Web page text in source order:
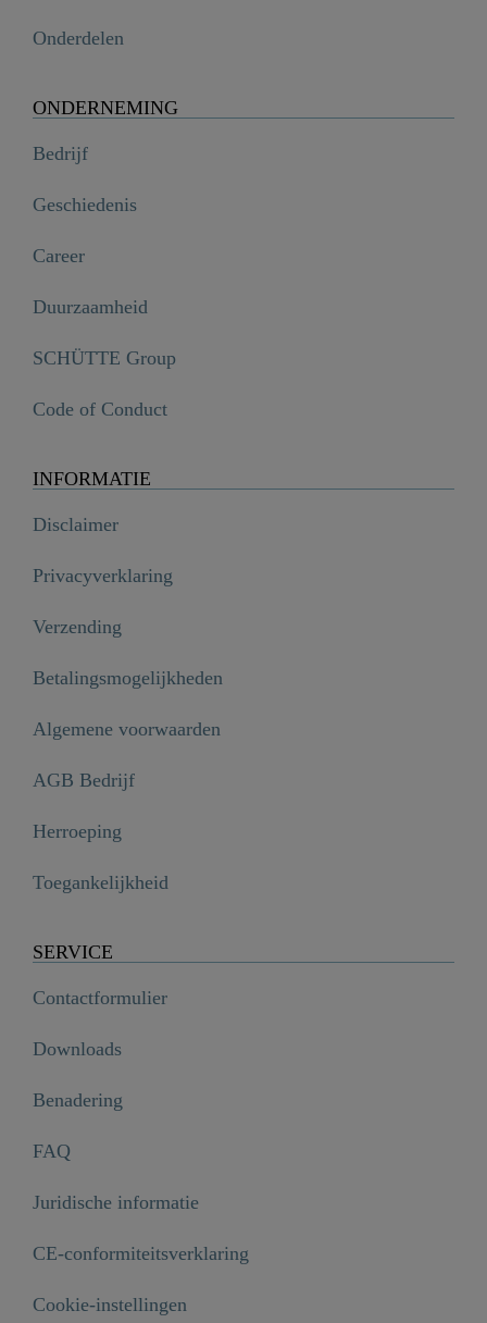
Onderdelen
ONDERNEMING
Bedrijf
Geschiedenis
Career
Duurzaamheid
SCHÜTTE Group
Code of Conduct
INFORMATIE
Disclaimer
Privacyverklaring
Verzending
Betalingsmogelijkheden
Algemene voorwaarden
AGB Bedrijf
Herroeping
Toegankelijkheid
SERVICE
Contactformulier
Downloads
Benadering
FAQ
Juridische informatie
CE-conformiteitsverklaring
Cookie-instellingen